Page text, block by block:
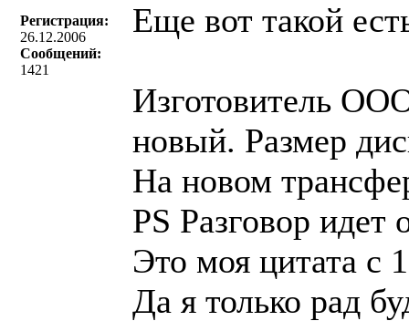
Регистрация:
26.12.2006
Сообщений:
1421
Еще вот такой
Изготовитель
новый. Размер
На новом
PS Разговор
Это моя цитата с
Да я только рад